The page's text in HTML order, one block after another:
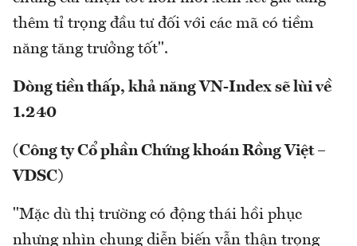
thêm tỉ trọng đầu tư đối với các mã có tiềm
năng tăng trưởng tốt".
Dòng tiền thấp, khả năng VN-Index sẽ lùi về
1.240
(Công ty Cổ phần Chứng khoán Rồng Việt –
VDSC)
"Mặc dù thị trường có động thái hồi phục
nhưng nhìn chung diễn biến vẫn thận trọng